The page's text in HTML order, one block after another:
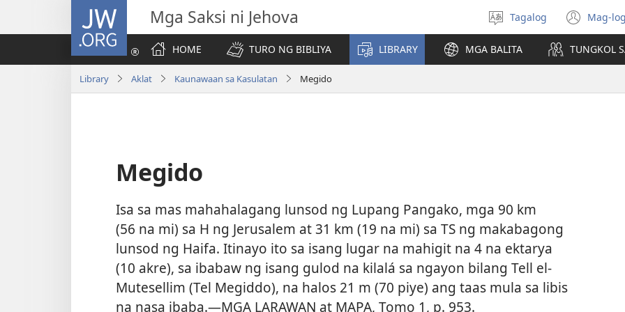
JW.ORG Mga Saksi ni Jehova
Pumili
ng
wika
Tagalog Mag-(may
na
HOME
TURO NG BIBLIYA LIBRARY MGA BALITA TUNGKOL
Library Aklat Kaunawaan sa Kasulatan Megido
Megido
Isa sa mas mahahalagang lunsod ng Lupang Pangako, mga 90 km
(56 na mi) sa H ng Jerusalem at 31 km (19 na mi) sa TS ng makabagong
lunsod ng Haifa. Itinayo ito sa isang lugar na mahigit na 4 na ektarya
(10 akre), sa ibabaw ng isang gulod na kilalá sa ngayon bilang Tell el-
Mutesellim (Tel Megiddo), na halos 21 m (70 piye) ang taas mula sa libis
na nasa ibaba.​—MGA LARAWAN at MAPA, Tomo 1, p. 953.